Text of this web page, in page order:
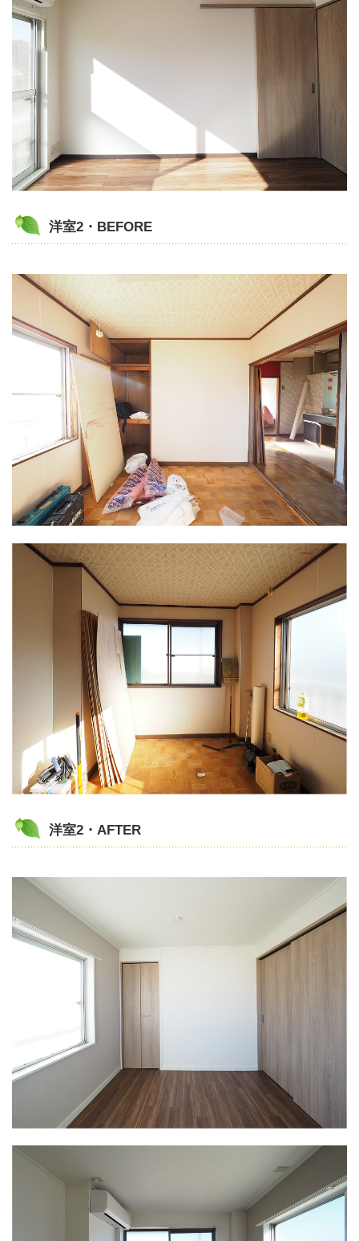
洋室2・BEFORE
洋室2・AFTER